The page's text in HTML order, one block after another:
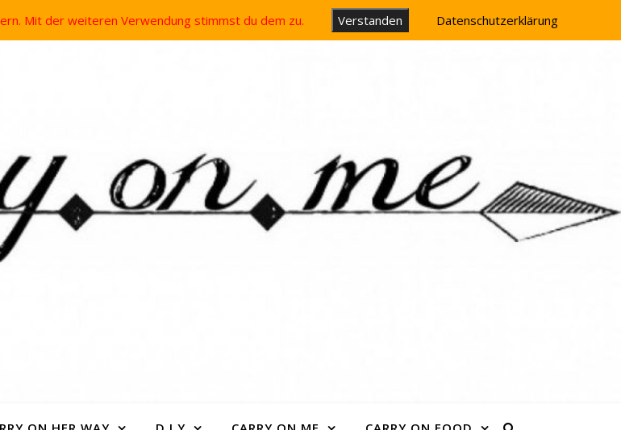
Mit der weiteren Verwendung stimmst du dem zu. Verstanden Datenschutzerklärung